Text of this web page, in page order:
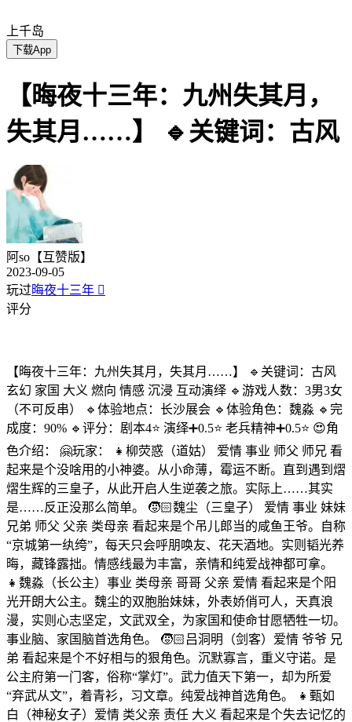
上千岛
下载App
【晦夜十三年：九州失其月，
失其月……】 🔹关键词：古风
阿so【互赞版】
2023-09-05
玩过晦夜十三年 
评分
【晦夜十三年：九州失其月，失其月……】 🔹关键词：古风
玄幻 家国 大义 燃向 情感 沉浸 互动演绎 🔹游戏人数：3男3女
（不可反串） 🔹体验地点：长沙展会 🔹体验角色：魏淼 🔹完
成度：90% 🔹评分：剧本4⭐ 演绎➕0.5⭐ 老兵精神➕0.5⭐ 😍角
色介绍： 🤗玩家： 👧柳荧惑（道姑） 爱情 事业 师父 师兄 看
起来是个没啥用的小神婆。从小命薄，霉运不断。直到遇到熠
熠生辉的三皇子，从此开启人生逆袭之旅。实际上……其实
是……反正没那么简单。 🧒🏻魏尘（三皇子） 爱情 事业 妹妹
兄弟 师父 父亲 类母亲 看起来是个吊儿郎当的咸鱼王爷。自称
“京城第一纨绔”，每天只会呼朋唤友、花天酒地。实则韬光养
晦，藏锋露拙。情感线最为丰富，亲情和纯爱战神都可拿。
👧魏淼（长公主）事业 类母亲 哥哥 父亲 爱情 看起来是个阳
光开朗大公主。魏尘的双胞胎妹妹，外表娇俏可人，天真浪
漫，实则心志坚定，文武双全，为家国和使命甘愿牺牲一切。
事业脑、家国脑首选角色。 🧒🏻吕洞明（剑客）爱情 爷爷 兄
弟 看起来是个不好相与的狠角色。沉默寡言，重义守诺。是
公主府第一门客，俗称“掌灯”。武力值天下第一，却为所爱
“弃武从文”，着青衫，习文章。纯爱战神首选角色。 👧甄如
白（神秘女子）爱情 类父亲 责任 大义 看起来是个失去记忆的